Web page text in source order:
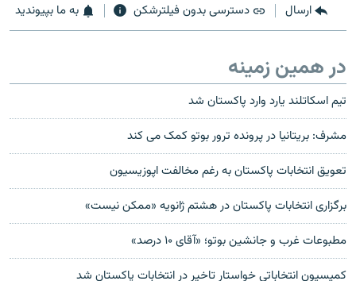
ارسال دسترسی بدون فیلترشکن به ما بپیوندید
در همین زمینه
تیم اسکاتلند یارد وارد پاکستان شد
مشرف: بريتانيا در پرونده ترور بوتو کمک می کند
تعويق انتخابات پاکستان به رغم مخالفت اپوزيسیون
برگزاری انتخابات پاکستان در هشتم ژانویه «ممکن نیست»
مطبوعات غرب و جانشين بوتو؛ «آقای ۱۰ درصد»
کمیسیون انتخاباتی خواستار تاخیر در انتخابات پاکستان شد